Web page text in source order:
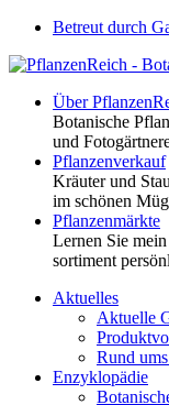
Betreut durch
Über
Botanische
und
Pflanzenverkauf
Kräuter und
im schönen
Pflanzenmärkte
Lernen Sie
sortiment
Aktuelles
Aktuelle
Rund
Enzyklopädie